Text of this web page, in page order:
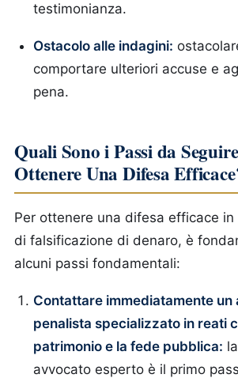
testimonianza.
Ostacolo alle indagini:
comportare ulteriori accuse e
pena.
Quali Sono i Passi da
Ottenere Una Difesa
Per ottenere una difesa efficace in
di falsificazione di denaro, è
alcuni passi fondamentali:
Contattare immediatamente un
penalista specializzato in reati
patrimonio e la fede pubblica:
avvocato esperto è il primo